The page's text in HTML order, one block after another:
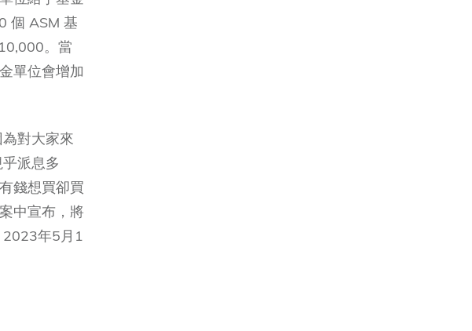
個 ASM 基
。當
單位會增加
對大家來
派息多
錢想買卻買
中宣布，將
2023年5月1